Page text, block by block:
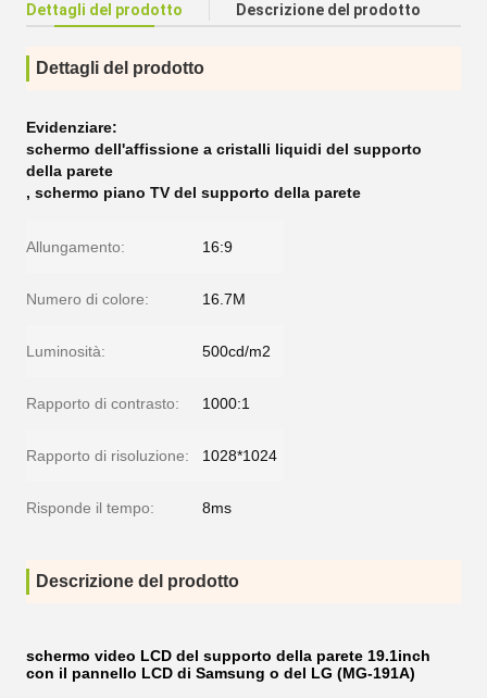
Dettagli del prodotto Descrizione del prodotto
Dettagli del prodotto
Evidenziare:
schermo dell'affissione a cristalli liquidi del supporto
della parete
, schermo piano TV del supporto della parete
Allungamento: 16:9
Numero di colore: 16.7M
Luminosità: 500cd/m2
Rapporto di contrasto: 1000:1
Rapporto di risoluzione: 1028*1024
Risponde il tempo: 8ms
Descrizione del prodotto
schermo video LCD del supporto della parete 19.1inch
con il pannello LCD di Samsung o del LG (MG-191A)